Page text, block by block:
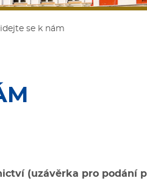
se k nám
(uzávěrka pro podání